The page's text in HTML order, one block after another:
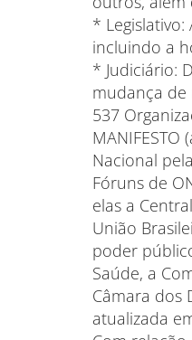
*
incluindo a
* Judiciário:
mudança de
537
Nacional
Fóruns de
elas a
União
poder
Saúde, a
Câmara dos
atualizada